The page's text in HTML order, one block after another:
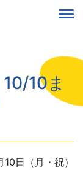
10ま
日（月・祝）